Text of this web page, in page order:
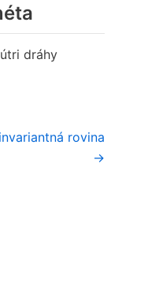
dráhy
invariantná rovina
→